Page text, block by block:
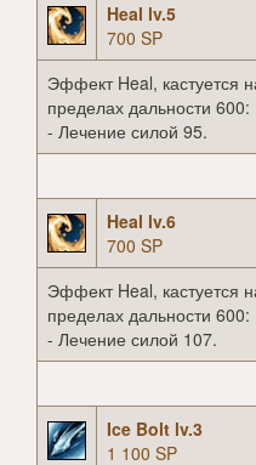
Heal lv.5
700 SP
Эффект Heal, кастуется
пределах дальности 600:
- Лечение силой 95.
Heal lv.6
700 SP
Эффект Heal, кастуется
пределах дальности 600:
- Лечение силой 107.
Ice Bolt lv.3
1 100 SP